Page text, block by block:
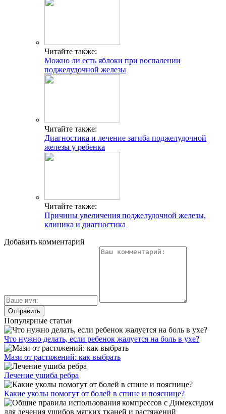
Читайте также:
Можно ли есть яблоки при воспалении
поджелудочной железы
Читайте также:
Диагностика и лечение загиба поджелудочной
железы у ребенка
Читайте также:
Причины увеличения поджелудочной железы,
клиника и диагностика
Добавить комментарий
Популярные статьи
Что нужно делать, если ребенок жалуется на боль в ухе?
Мази от растяжений: как выбрать
Лечение ушиба ребра
Какие уколы помогут от болей в спине и пояснице?